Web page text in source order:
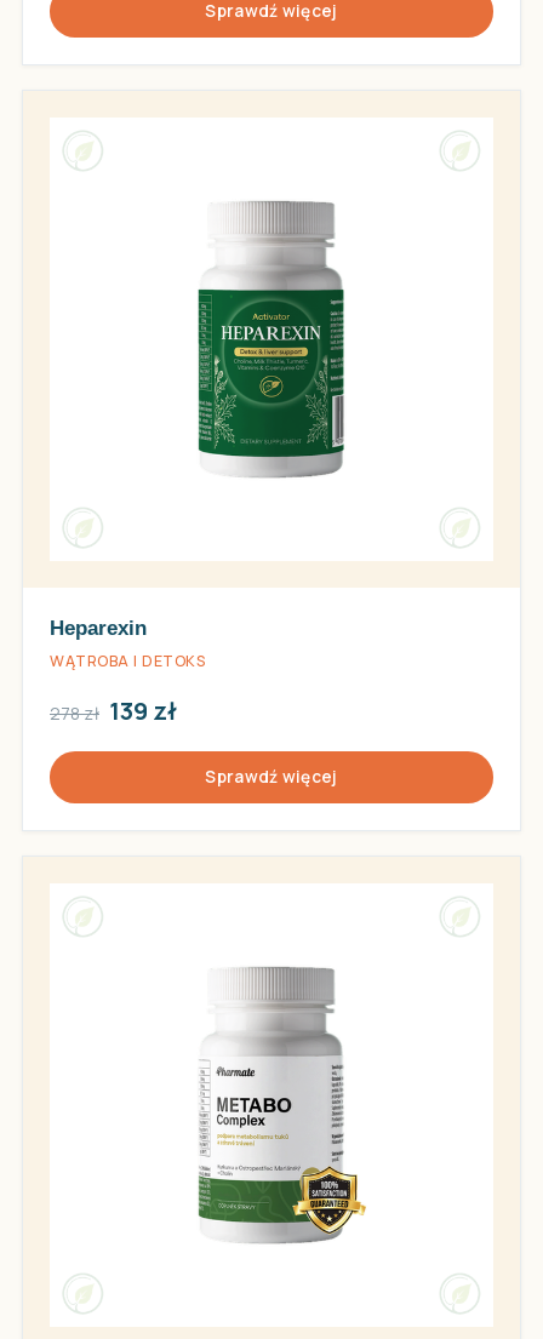
Sprawdź więcej
Heparexin
WĄTROBA I DETOKS
278 zł 139 zł
Sprawdź więcej